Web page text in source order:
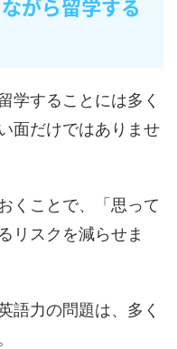
がら留学する
学することには多く
面だけではありませ
くことで、「思って
リスクを減らせま
語力の問題は、多く